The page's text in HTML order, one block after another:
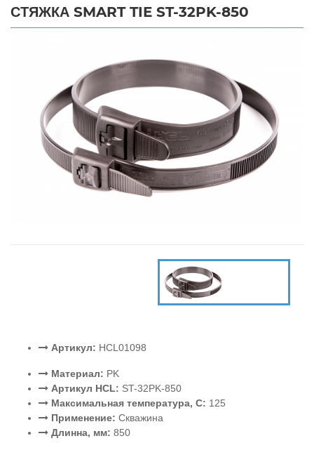
СТЯЖКА SMART TIE ST-32PK-850
Артикул: HCL01098
Материал: PK
Артикул HCL: ST-32PK-850
Максимальная температура, C: 125
Применение: Скважина
Длинна, мм: 850